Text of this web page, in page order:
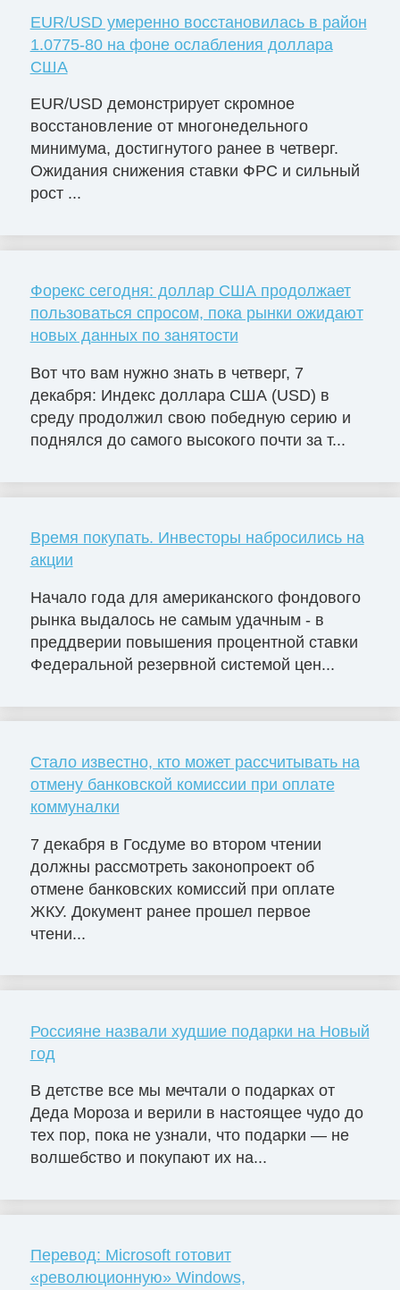
EUR/USD умеренно восстановилась в район
1.0775-80 на фоне ослабления доллара
США
EUR/USD демонстрирует скромное
восстановление от многонедельного
минимума, достигнутого ранее в четверг.
Ожидания снижения ставки ФРС и сильный
рост ...
Форекс сегодня: доллар США продолжает
пользоваться спросом, пока рынки ожидают
новых данных по занятости
Вот что вам нужно знать в четверг, 7
декабря: Индекс доллара США (USD) в
среду продолжил свою победную серию и
поднялся до самого высокого почти за т...
Время покупать. Инвесторы набросились на
акции
Начало года для американского фондового
рынка выдалось не самым удачным - в
преддверии повышения процентной ставки
Федеральной резервной системой цен...
Стало известно, кто может рассчитывать на
отмену банковской комиссии при оплате
коммуналки
7 декабря в Госдуме во втором чтении
должны рассмотреть законопроект об
отмене банковских комиссий при оплате
ЖКУ. Документ ранее прошел первое
чтени...
Россияне назвали худшие подарки на Новый
год
В детстве все мы мечтали о подарках от
Деда Мороза и верили в настоящее чудо до
тех пор, пока не узнали, что подарки — не
волшебство и покупают их на...
Перевод: Microsoft готовит
«революционную» Windows,